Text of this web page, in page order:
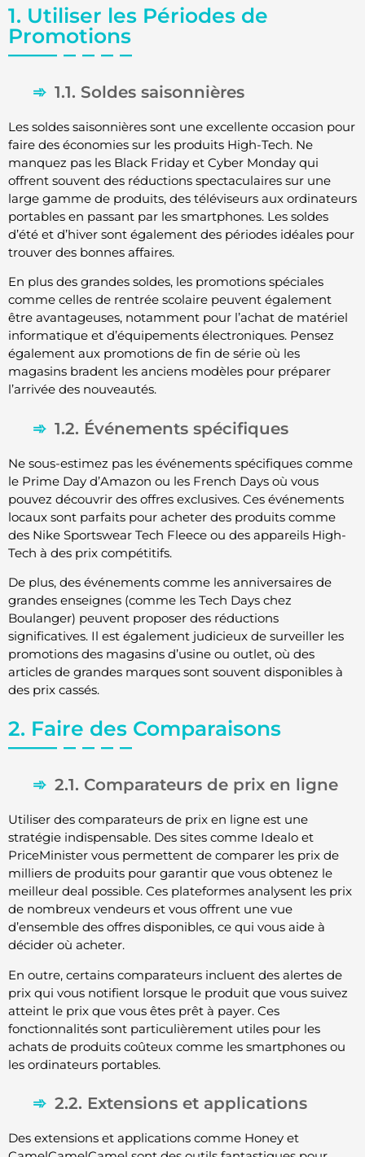
1. Utiliser les Périodes de
Promotions
1.1. Soldes saisonnières
Les soldes saisonnières sont une excellente occasion pour
faire des économies sur les produits High-Tech. Ne
manquez pas les Black Friday et Cyber Monday qui
offrent souvent des réductions spectaculaires sur une
large gamme de produits, des téléviseurs aux ordinateurs
portables en passant par les smartphones. Les soldes
d’été et d’hiver sont également des périodes idéales pour
trouver des bonnes affaires.
En plus des grandes soldes, les promotions spéciales
comme celles de rentrée scolaire peuvent également
être avantageuses, notamment pour l’achat de matériel
informatique et d’équipements électroniques. Pensez
également aux promotions de fin de série où les
magasins bradent les anciens modèles pour préparer
l’arrivée des nouveautés.
1.2. Événements spécifiques
Ne sous-estimez pas les événements spécifiques comme
le Prime Day d’Amazon ou les French Days où vous
pouvez découvrir des offres exclusives. Ces événements
locaux sont parfaits pour acheter des produits comme
des Nike Sportswear Tech Fleece ou des appareils High-
Tech à des prix compétitifs.
De plus, des événements comme les anniversaires de
grandes enseignes (comme les Tech Days chez
Boulanger) peuvent proposer des réductions
significatives. Il est également judicieux de surveiller les
promotions des magasins d’usine ou outlet, où des
articles de grandes marques sont souvent disponibles à
des prix cassés.
2. Faire des Comparaisons
2.1. Comparateurs de prix en ligne
Utiliser des comparateurs de prix en ligne est une
stratégie indispensable. Des sites comme Idealo et
PriceMinister vous permettent de comparer les prix de
milliers de produits pour garantir que vous obtenez le
meilleur deal possible. Ces plateformes analysent les prix
de nombreux vendeurs et vous offrent une vue
d’ensemble des offres disponibles, ce qui vous aide à
décider où acheter.
En outre, certains comparateurs incluent des alertes de
prix qui vous notifient lorsque le produit que vous suivez
atteint le prix que vous êtes prêt à payer. Ces
fonctionnalités sont particulièrement utiles pour les
achats de produits coûteux comme les smartphones ou
les ordinateurs portables.
2.2. Extensions et applications
Des extensions et applications comme Honey et